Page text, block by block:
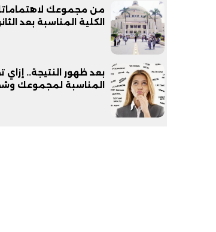
من مجموعك
الكلية المناسبة بعد
بعد ظهور النتيجة.. إزاي
المناسبة لمجموعك